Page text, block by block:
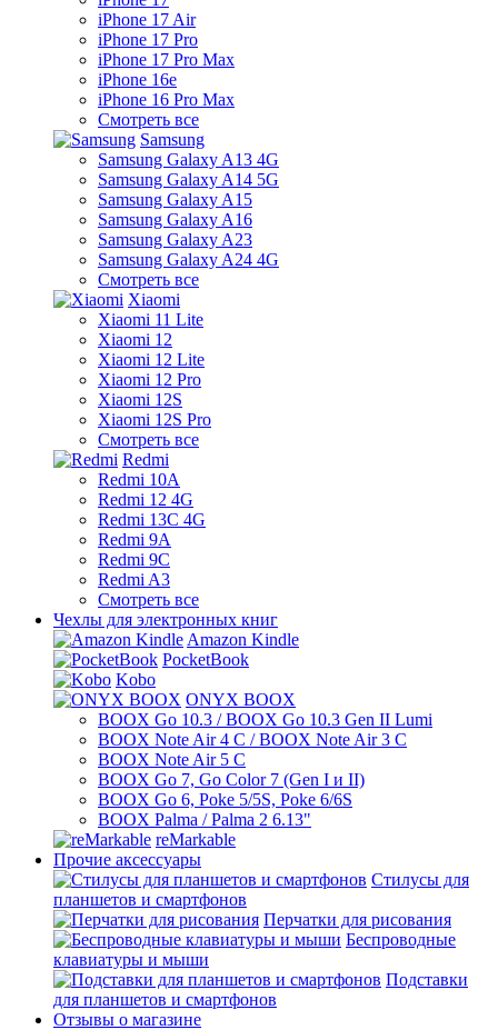
iPhone 17 Air
iPhone 17 Pro
iPhone 17 Pro Max
iPhone 16e
iPhone 16 Pro Max
Смотреть все
Samsung
Samsung Galaxy A13 4G
Samsung Galaxy A14 5G
Samsung Galaxy A15
Samsung Galaxy A16
Samsung Galaxy A23
Samsung Galaxy A24 4G
Смотреть все
Xiaomi
Xiaomi 11 Lite
Xiaomi 12
Xiaomi 12 Lite
Xiaomi 12 Pro
Xiaomi 12S
Xiaomi 12S Pro
Смотреть все
Redmi
Redmi 10A
Redmi 12 4G
Redmi 13C 4G
Redmi 9A
Redmi 9C
Redmi A3
Смотреть все
Чехлы для электронных книг
Amazon Kindle
PocketBook
Kobo
ONYX BOOX
BOOX Go 10.3 / BOOX Go 10.3 Gen II Lumi
BOOX Note Air 4 C / BOOX Note Air 3 C
BOOX Note Air 5 C
BOOX Go 7, Go Color 7 (Gen I и II)
BOOX Go 6, Poke 5/5S, Poke 6/6S
BOOX Palma / Palma 2 6.13"
reMarkable
Прочие аксессуары
Стилусы для
планшетов и смартфонов
Перчатки для рисования
Беспроводные
клавиатуры и мыши
Подставки
для планшетов и смартфонов
Отзывы о магазине